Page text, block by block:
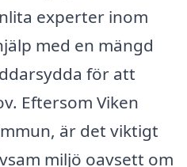
experter inom
med en mängd
för att
Eftersom Viken
är det viktigt
miljö oavsett om